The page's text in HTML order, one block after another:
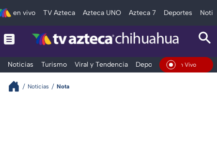
en vivo TV Azteca Azteca UNO Azteca 7 Deportes
Noticias Turismo Viral y Tendencia Deportes Espectáculos
En Vivo
Noticias Nota